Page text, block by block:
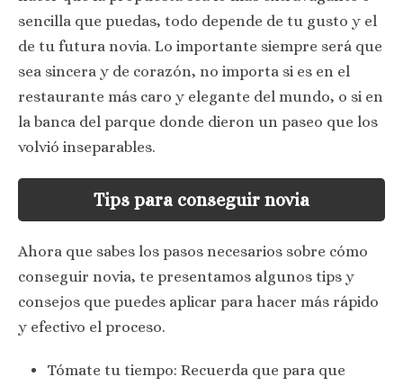
sencilla que puedas, todo depende de tu gusto y el
de tu futura novia. Lo importante siempre será que
sea sincera y de corazón, no importa si es en el
restaurante más caro y elegante del mundo, o si en
la banca del parque donde dieron un paseo que los
volvió inseparables.
Tips para conseguir novia
Ahora que sabes los pasos necesarios sobre cómo
conseguir novia, te presentamos algunos tips y
consejos que puedes aplicar para hacer más rápido
y efectivo el proceso.
Tómate tu tiempo: Recuerda que para que